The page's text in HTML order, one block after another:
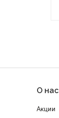
О нас
Акции